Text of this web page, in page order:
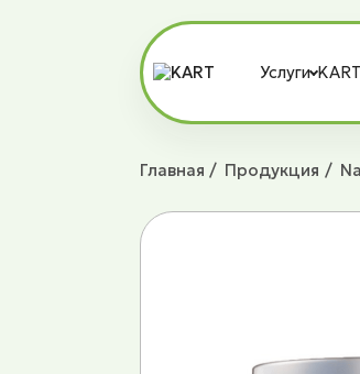
Услуги
Главная Продукция